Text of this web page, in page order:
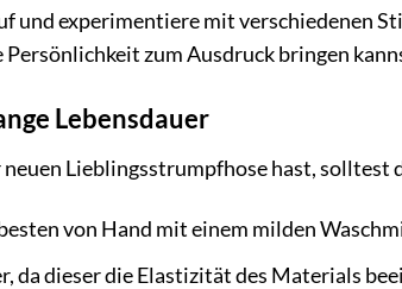
und experimentiere mit verschiedenen
Persönlichkeit zum Ausdruck bringen
Lebensdauer
Lieblingsstrumpfhose hast, solltest
von Hand mit einem milden
da dieser die Elastizität des Materials